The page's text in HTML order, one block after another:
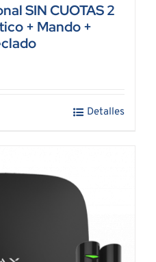
SIN CUOTAS 2
+ Mando +
Detalles